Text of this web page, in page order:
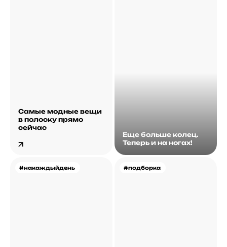
Самые модные вещи
в полоску прямо
сейчас
Еще больше колец.
Теперь и на ногах!
#накаждыйдень #подборка